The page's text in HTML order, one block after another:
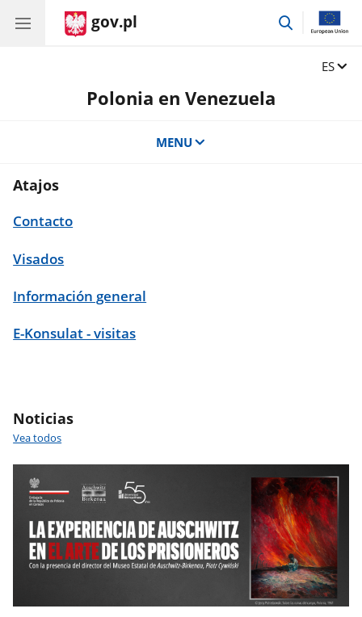
gov.pl
przejdź
Zmień
ES
Polonia en Venezuela
MENU
Atajos
Contacto
Visados
Información general
E-Konsulat - visitas
Noticias
Vea todos